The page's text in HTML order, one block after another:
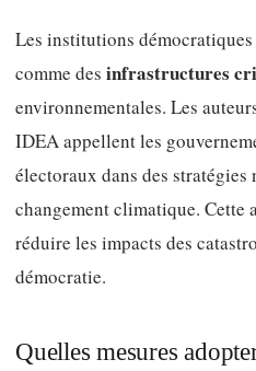
Les institutions
comme des infrastructures
environnementales. Les
IDEA appellent les
électoraux dans des stratégies
changement climatique.
réduire les impacts des
démocratie.
Quelles mesures